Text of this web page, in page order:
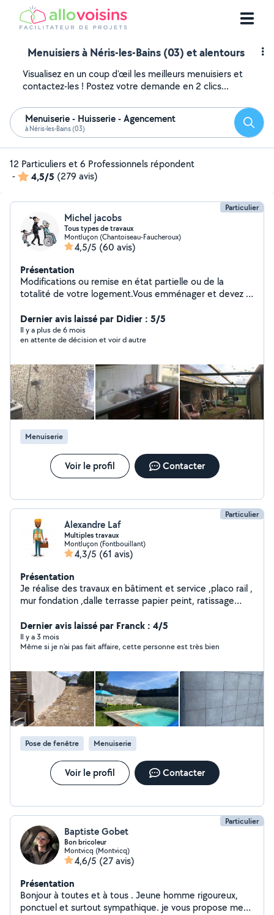
Menuisiers à Néris-les-Bains (03) et alentours
Visualisez en un coup d'œil les meilleurs menuisiers et
contactez-les ! Postez votre demande en 2 clics...
Menuiserie - Huisserie - Agencement
à Néris-les-Bains (03)
12 Particuliers et 6 Professionnels répondent
-
4,5/5 (279 avis)
Particulier
Michel jacobs
Tous types de travaux
Montluçon (Chantoiseau-Faucheroux)
4,5/5 (60 avis)
Présentation
Modifications ou remise en état partielle ou de la
totalité de votre logement.Vous emménager et devez :
calicots, enduits, tapisserie, peinture et plein autre
chose Demandé je réponds à toutes vos demandes
Dernier avis laissé par Didier : 5/5
Il y a plus de 6 mois
en attente de décision et voir d autre
Menuiserie
Voir le profil Contacter
Particulier
Alexandre Laf
Multiples travaux
Montluçon (Fontbouillant)
4,3/5 (61 avis)
Présentation
Je réalise des travaux en bâtiment et service ,placo rail ,
mur fondation ,dalle terrasse papier peint, ratissage
réparation auto tonte pelouse taille haie ménage pose
fenêtre ext .. à la demande du client
Dernier avis laissé par Franck : 4/5
Il y a 3 mois
Même si je n’ai pas fait affaire, cette personne est très bien
Pose de fenêtre Menuiserie
Voir le profil Contacter
Particulier
Baptiste Gobet
Bon bricoleur
Montvicq (Montvicq)
4,6/5 (27 avis)
Présentation
Bonjour à toutes et à tous . Jeune homme rigoureux,
ponctuel et surtout sympathique. je vous propose mes